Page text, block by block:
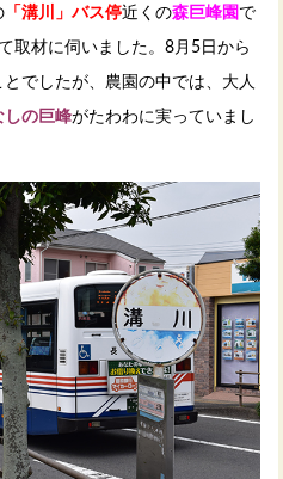
「溝川」バス停近くの森巨峰園 で
取材に伺いました。8月5日から
でしたが、農園の中では、大人
しの巨峰がたわわに実っていまし